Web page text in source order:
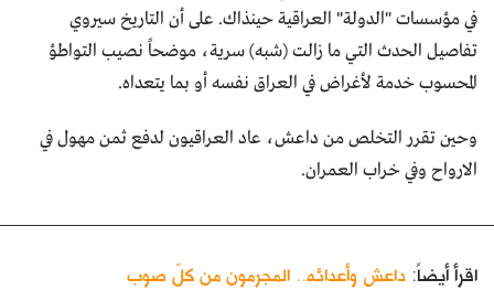
في مؤسسات "الدولة" العراقية حينذاك. على أن التاريخ سيروي
تفاصيل الحدث التي ما زالت (شبه) سرية، موضحاً نصيب التواطؤ
المحسوب خدمة لأغراض في العراق نفسه أو بما يتعداه.
وحين تقرر التخلص من داعش، عاد العراقيون لدفع ثمن مهول في
الارواح وفي خراب العمران.
اقرأ أيضاً: داعش وأعدائه.. المجرمون من كلّ صوب